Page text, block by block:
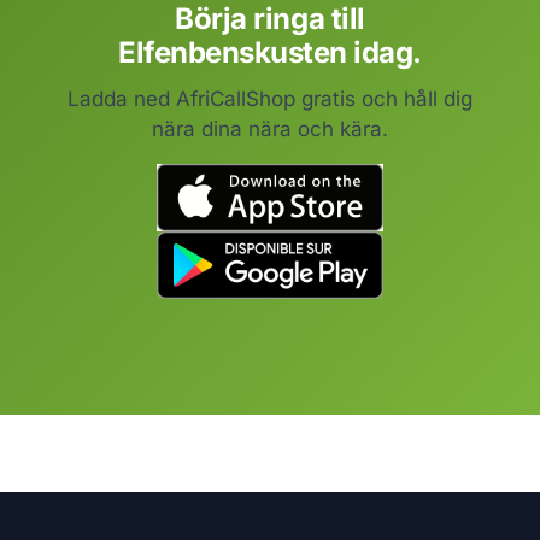
Börja ringa till
Elfenbenskusten idag.
Ladda ned AfriCallShop gratis och håll dig
nära dina nära och kära.